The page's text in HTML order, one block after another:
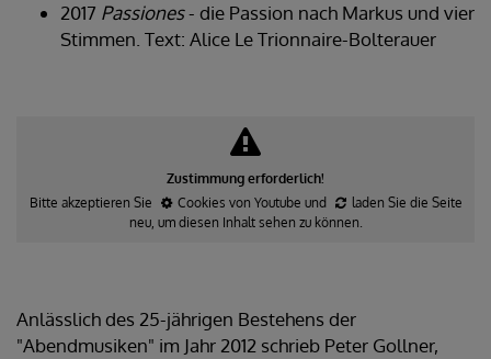
2017 Passiones- die Passion nach Markus und vier
Stimmen. Text: Alice Le Trionnaire-Bolterauer
Zustimmung erforderlich!
Bitte akzeptieren Sie
Cookies von Youtube und
laden Sie die Seite
neu, um diesen Inhalt sehen zu können.
Anlässlich des 25-jährigen Bestehens der
"Abendmusiken" im Jahr 2012 schrieb Peter Gollner,